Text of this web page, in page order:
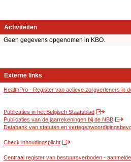
Activiteiten
Geen gegevens opgenomen in KBO.
Externe links
HealthPro - Register van actieve zorgverleners in
Publicaties in het Belgisch Staatsblad
Publicaties van de jaarrekeningen bij de NBB
Databank van statuten en
Check inhoudingsplicht
Centraal register van bestuursverboden -